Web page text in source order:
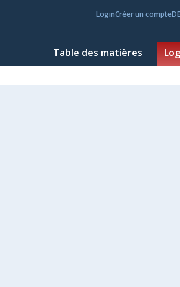
LoginCréer un compteDE
Table des matières